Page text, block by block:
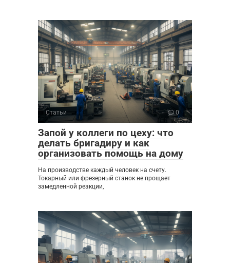
Статьи 0
Запой у коллеги по цеху: что
делать бригадиру и как
организовать помощь на дому
На производстве каждый человек на счету.
Токарный или фрезерный станок не прощает
замедленной реакции,